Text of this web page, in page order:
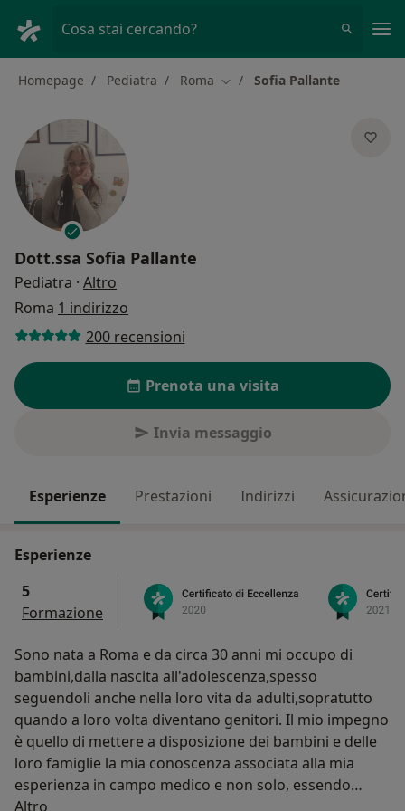
Cosa stai cercando?
Homepage Pediatra Roma Cambia città
Sofia Pallante
Dott.ssa Sofia Pallante
Pediatra · Altro
Roma 1 indirizzo
200 recensioni
Prenota una visita
Invia messaggio
Esperienze Prestazioni Indirizzi
Esperienze
5
Formazione
Sono nata a Roma e da circa 30 anni mi occupo di
bambini,dalla nascita all'adolescenza,spesso
seguendoli anche nella loro vita da adulti,sopratutto
quando a loro volta diventano genitori. Il mio impegno
è quello di mettere a disposizione dei bambini e delle
loro famiglie la mia conoscenza associata alla mia
esperienza in campo medico e non solo, essendo
convinta che la serenità e l'equilibrio sono una
Altro